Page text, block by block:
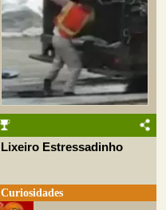
Lixeiro Estressadinho
Curiosidades